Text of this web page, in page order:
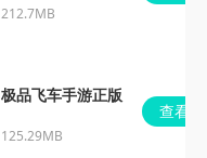
212.7MB
极品飞车手游正版
125.29MB
查看